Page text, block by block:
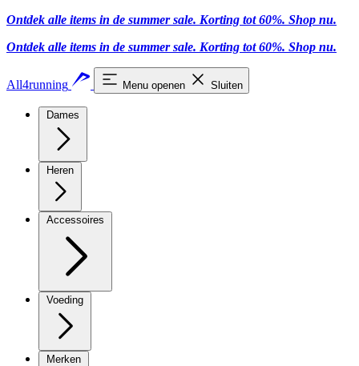
Ontdek alle items in de summer sale. Korting tot 60%. Shop nu.
Ontdek alle items in de summer sale. Korting tot 60%. Shop nu.
All4running Menu openen Sluiten
Dames
Heren
Accessoires
Voeding
Merken